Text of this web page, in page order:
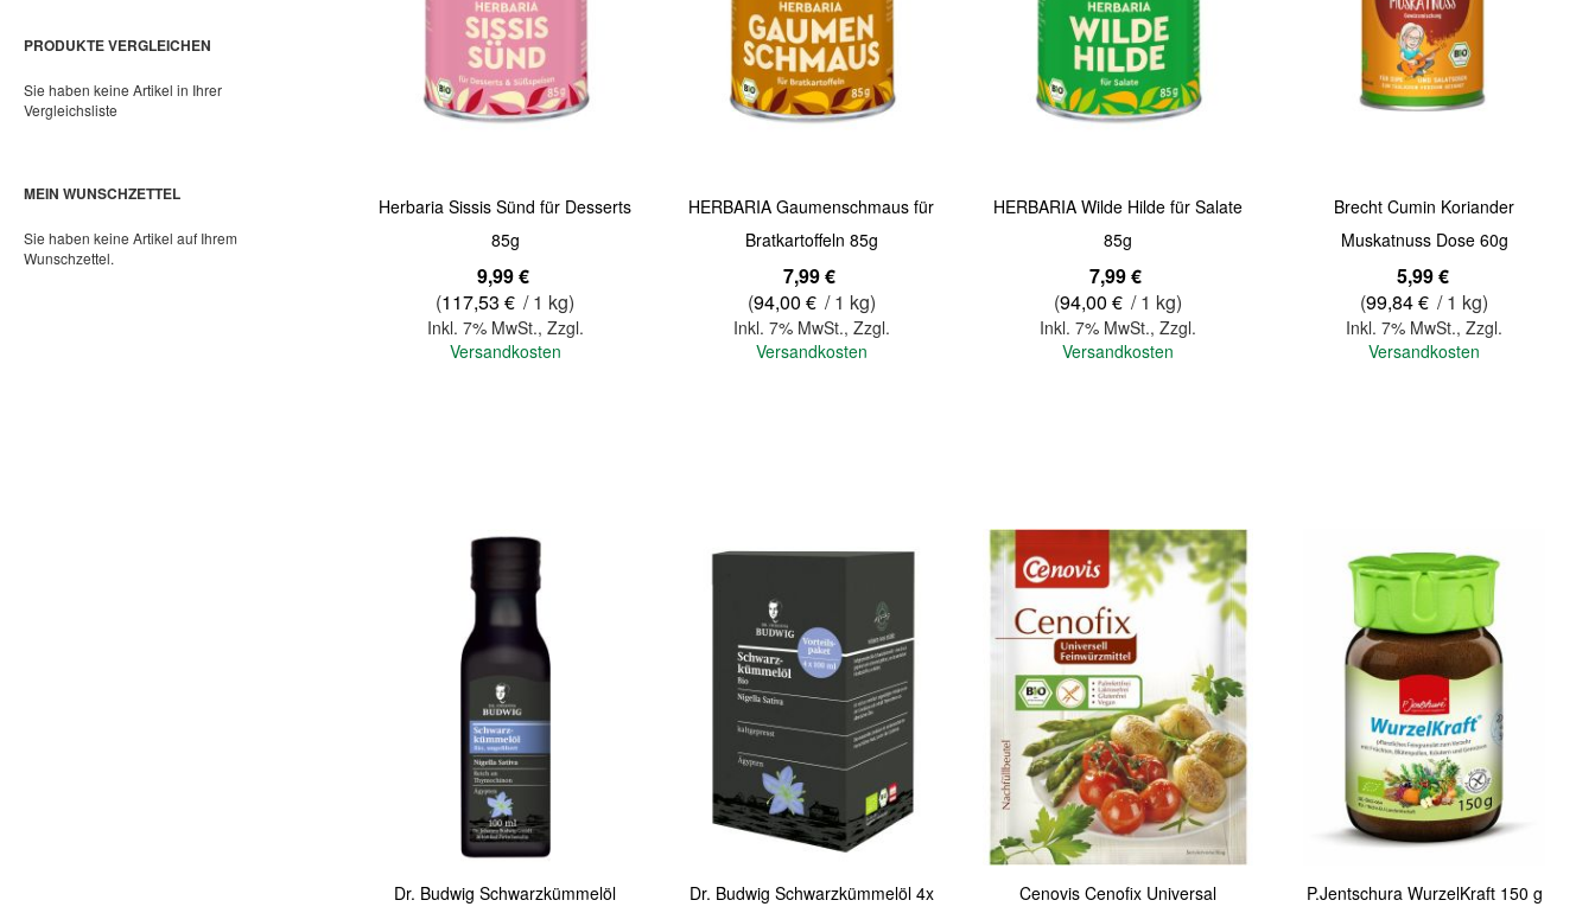
Herbaria Sissis Sünd für Desserts
85g
9,99 €
(117,53 € / 1 kg)
Inkl. 7% MwSt., Zzgl.
Versandkosten
HERBARIA Gaumenschmaus für
Bratkartoffeln 85g
7,99 €
(94,00 € / 1 kg)
Inkl. 7% MwSt., Zzgl.
Versandkosten
Quickview
HERBARIA Wilde Hilde für Salate
85g
7,99 €
(94,00 € / 1 kg)
Inkl. 7% MwSt., Zzgl.
Versandkosten
Quickview
Brecht Cumin Koriander
Muskatnuss Dose 60g
5,99 €
(99,84 € / 1 kg)
Inkl. 7% MwSt.,Zzgl.
Versandkosten
Dr. Budwig Schwarzkümmelöl
Dr. Budwig Schwarzkümmelöl 4x
Cenovis Cenofix Universal
P.Jentschura WurzelKraft 150 g
PRODUKTE VERGLEICHEN
Sie haben keine Artikel in Ihrer
Vergleichsliste
MEIN WUNSCHZETTEL
Sie haben keine Artikel auf Ihrem
Wunschzettel.